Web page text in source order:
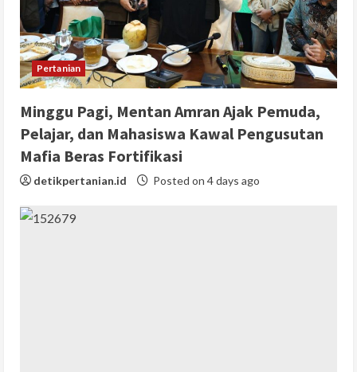
Pertanian
Minggu Pagi, Mentan Amran Ajak Pemuda,
Pelajar, dan Mahasiswa Kawal Pengusutan
Mafia Beras Fortifikasi
detikpertanian.id Posted on 4 days ago